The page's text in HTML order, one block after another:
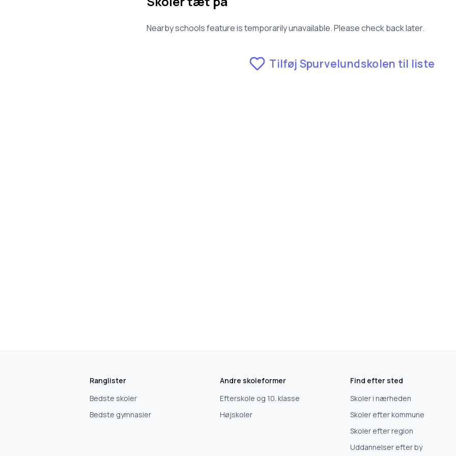
Nearby schools feature is temporarily unavailable. Please check back later.
Tilføj Spurvelundskolen til liste
Ranglister
Bedste skoler
Bedste gymnasier
Andre skoleformer
Efterskole og 10. klasse
Højskoler
Find efter sted
Skoler i nærheden
Skoler efter kommune
Skoler efter region
Uddannelser efter by